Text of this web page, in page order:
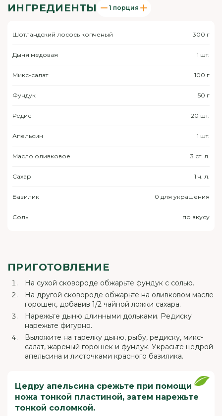
ИНГРЕДИЕНТЫ 1 порция
Шотландский лосось копченый 300 г
Дыня медовая 1 шт.
Микс-салат 100 г
Фундук 50 г
Редис 20 шт.
Апельсин 1 шт.
Масло оливковое 3 ст. л.
Сахар 1 ч. л.
Базилик 0 для украшения
Соль по вкусу
ПРИГОТОВЛЕНИЕ
На сухой сковороде обжарьте фундук с солью.
На другой сковороде обжарьте на оливковом масле
горошек, добавив 1/2 чайной ложки сахара.
Нарежьте дыню длинными дольками. Редиску
нарежьте фигурно.
Выложите на тарелку дыню, рыбу, редиску, микс-
салат, жареный горошек и фундук. Украсьте цедрой
апельсина и листочками красного базилика.
Цедру апельсина срежьте при помощи
ножа тонкой пластиной, затем нарежьте
тонкой соломкой.